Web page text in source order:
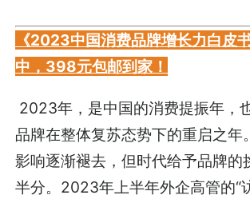
《2023中国消费品牌增长力白皮
中，398元包邮到家！
2023年，是中国的消费提振年，
品牌在整体复苏态势下的重启之年
影响逐渐褪去，但时代给予品牌的
半分。2023年上半年外企高管的“